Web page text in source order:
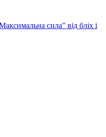
сила" від бліх і